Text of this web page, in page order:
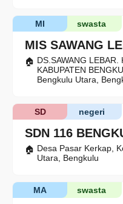
MIS SAWANG
swasta
MI
DS.SAWANG LEBAR.
KABUPATEN
Bengkulu Utara,
SDN 116
negeri
SD
Desa Pasar Kerkap,
Utara, Bengkulu
swasta
MA